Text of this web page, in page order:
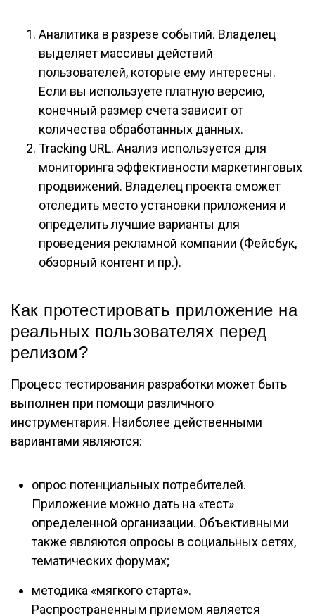
Аналитика в разрезе событий. Владелец
выделяет массивы действий
пользователей, которые ему интересны.
Если вы используете платную версию,
конечный размер счета зависит от
количества обработанных данных.
Tracking URL. Анализ используется для
мониторинга эффективности маркетинговых
продвижений. Владелец проекта сможет
отследить место установки приложения и
определить лучшие варианты для
проведения рекламной компании (Фейсбук,
обзорный контент и пр.).
Как протестировать приложение на
реальных пользователях перед
релизом?
Процесс тестирования разработки может быть
выполнен при помощи различного
инструментария. Наиболее действенными
вариантами являются:
опрос потенциальных потребителей.
Приложение можно дать на «тест»
определенной организации. Объективными
также являются опросы в социальных сетях,
тематических форумах;
методика «мягкого старта».
Распространенным приемом является